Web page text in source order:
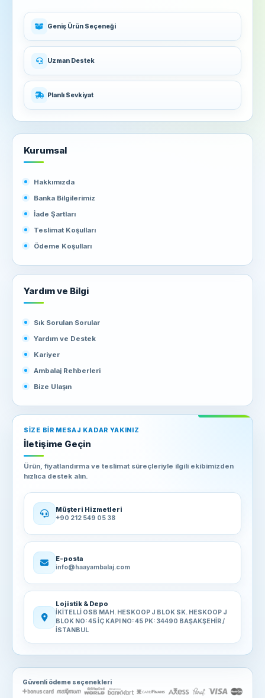
Geniş Ürün Seçeneği
Uzman Destek
Planlı Sevkiyat
Kurumsal
Hakkımızda
Banka Bilgilerimiz
İade Şartları
Teslimat Koşulları
Ödeme Koşulları
Yardım ve Bilgi
Sık Sorulan Sorular
Yardım ve Destek
Kariyer
Ambalaj Rehberleri
Bize Ulaşın
SIZE BIR MESAJ KADAR YAKINIZ
İletişime Geçin
Ürün, fiyatlandırma ve teslimat süreçleriyle ilgili ekibimizden
hızlıca destek alın.
Müşteri Hizmetleri
+90 212 549 05 38
E-posta
info@haayambalaj.com
Lojistik & Depo
İKİTELLİ OSB MAH. HESKOOP J BLOK SK. HESKOOP J
BLOK NO: 45 İÇ KAPI NO: 45 PK: 34490 BAŞAKŞEHİR /
İSTANBUL
Güvenli ödeme seçenekleri